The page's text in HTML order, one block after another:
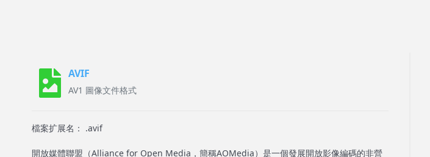
AVIF
AV1 圖像文件格式
檔案扩展名： .avif
開放媒體聯盟（Alliance for Open Media，簡稱AOMedia）是一個發展開放影像編碼的非營